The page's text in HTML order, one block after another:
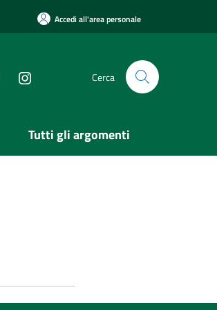
Accedi all'area personale
Cerca
Tutti gli argomenti